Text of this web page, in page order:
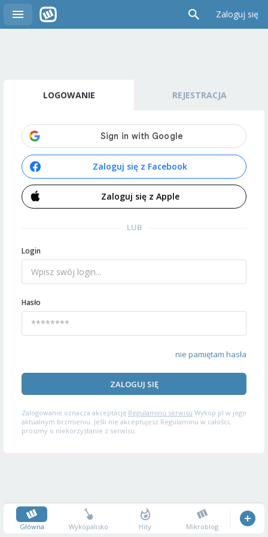
Zaloguj się
LOGOWANIE REJESTRACJA
Zaloguj się z Facebook
Zaloguj się z Apple
LUB
Login
Hasło
nie pamiętam hasła
ZALOGUJ SIĘ
Zalogowanie oznacza akceptację Regulaminu serwisu Wykop.pl w jego
aktualnym brzmieniu. Jeśli nie akceptujesz Regulaminu w całości,
prosimy o niekorzystanie z serwisu.
Główna Wykopalisko Hity Mikroblog